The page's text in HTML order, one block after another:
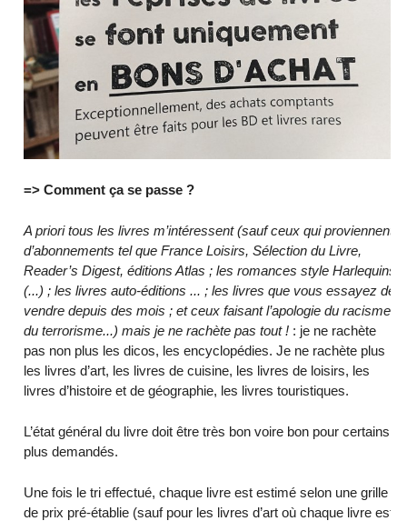
=> Comment ça se passe ?
A priori tous les livres m’intéressent (sauf ceux qui proviennent
d’abonnements tel que France Loisirs, Sélection du Livre,
Reader’s Digest, éditions Atlas ; les romances style Harlequins
(...) ; les livres auto-éditions ... ; les livres que vous essayez de
vendre depuis des mois ; et ceux faisant l’apologie du racisme,
du terrorisme...) mais je ne rachète pas tout ! : je ne rachète
pas non plus les dicos, les encyclopédies. Je ne rachète plus
les livres d’art, les livres de cuisine, les livres de loisirs, les
livres d’histoire et de géographie, les livres touristiques.
L’état général du livre doit être très bon voire bon pour certains
plus demandés.
Une fois le tri effectué, chaque livre est estimé selon une grille
de prix pré-établie (sauf pour les livres d’art où chaque livre est